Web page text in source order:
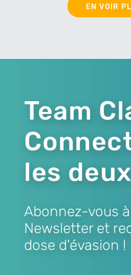
EN VOIR
Team
les
Abonnez-vous
Newsletter et
dose d'évasion !